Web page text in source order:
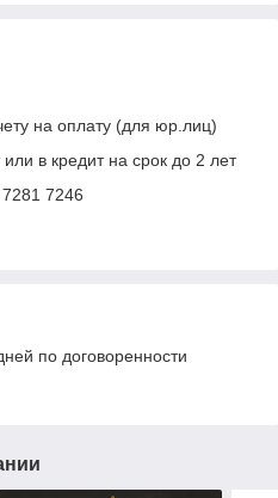
на оплату (для юр.лиц)
в кредит на срок до 2 лет
7246
по договоренности